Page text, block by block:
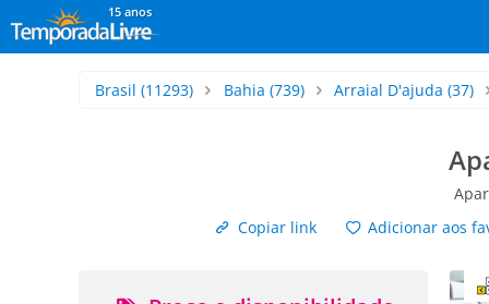
15 anos
Brasil (11293) Bahia (739) Arraial D'ajuda (37)
Copiar link
Adicionar aos